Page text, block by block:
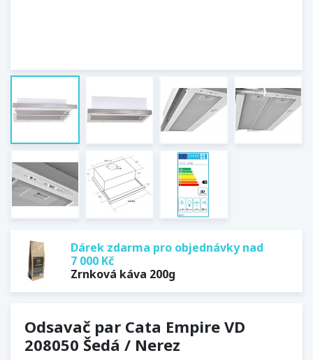
Dárek zdarma pro objednávky nad
7 000 Kč
Zrnková káva 200g
Odsavač par Cata Empire VD
208050 Šedá / Nerez